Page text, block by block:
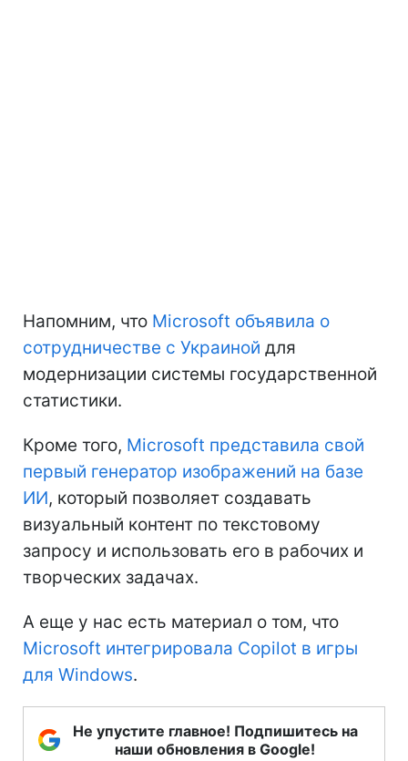
Напомним, что Microsoft объявила о
сотрудничестве с Украиной для
модернизации системы государственной
статистики.
Кроме того, Microsoft представила свой
первый генератор изображений на базе
ИИ, который позволяет создавать
визуальный контент по текстовому
запросу и использовать его в рабочих и
творческих задачах.
А еще у нас есть материал о том, что
Microsoft интегрировала Copilot в игры
для Windows.
Не упустите главное! Подпишитесь на
наши обновления в Google!